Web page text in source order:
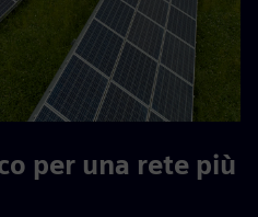
per una rete più